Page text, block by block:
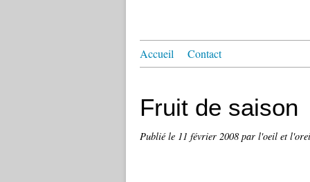
Accueil Contact
Fruit de saison
Publié le 11 février 2008 par l'oeil et